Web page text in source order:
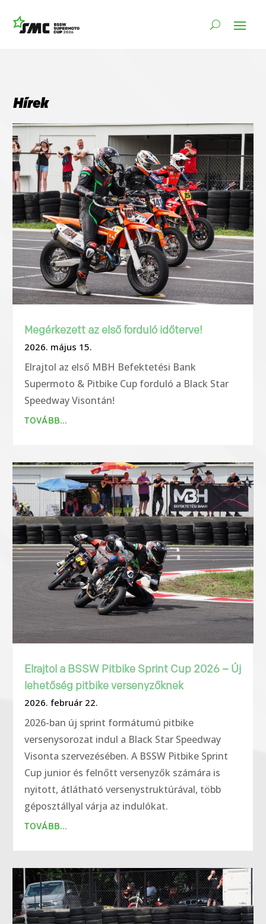
Hírek
Megérkezett az első forduló időterve!
2026. május 15.
Elrajtol az első MBH Befektetési Bank
Supermoto & Pitbike Cup forduló a Black Star
Speedway Visontán!
TOVÁBB...
Elrajtol a BSSW Pitbike Sprint Cup 2026 – Új
lehetőség pitbike versenyzőknek
2026. február 22.
2026-ban új sprint formátumú pitbike
versenysorozat indul a Black Star Speedway
Visonta szervezésében. A BSSW Pitbike Sprint
Cup junior és felnőtt versenyzők számára is
nyitott, átlátható versenystruktúrával, több
géposztállyal várja az indulókat.
TOVÁBB...